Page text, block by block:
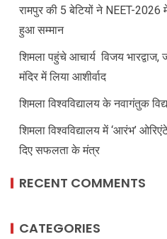
रामपुर की 5 बेटियों ने NEET-2026
हुआ सम्मान
शिमला पहुंचे आचार्य विजय भारद्वाज,
मंदिर में लिया आशीर्वाद
शिमला विश्वविद्यालय के नवागंतुक
शिमला विश्वविद्यालय में ‘आरंभ’
दिए सफलता के मंत्र
RECENT COMMENTS
CATEGORIES